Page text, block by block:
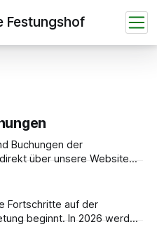
Buchungen der
über unsere Website
für bis zu 5
180,- € inkl. MwSt.
Fortschritte auf der
In 2026 werden